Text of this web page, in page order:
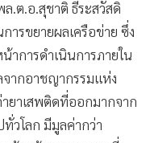
.ต.อ.สุชาติ ธีระสวัสดิ์
รขยายผลเครือข่าย ซึ่ง
าการดำเนินการภายใน
ากอาชญากรรมแห่ง
ยาเสพติดที่ออกมากจาก
วโลก มีมูลค่ากว่า